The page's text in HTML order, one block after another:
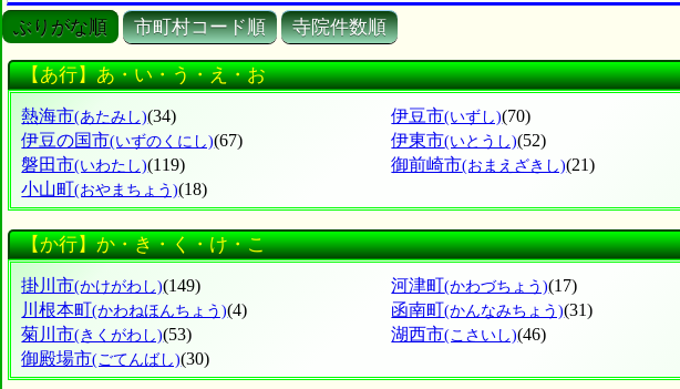
ぶりがな順 市町村コード順 寺院件数順
【あ行】あ・い・う・え・お
熱海市(あたみし)(34) 伊豆市(いずし)(70)
伊豆の国市(いずのくにし)(67) 伊東市(いとうし)(52)
磐田市(いわたし)(119) 御前崎市(おまえざきし)(21)
小山町(おやまちょう)(18)
【か行】か・き・く・け・こ
掛川市(かけがわし)(149) 河津町(かわづちょう)(17)
川根本町(かわねほんちょう)(4) 函南町(かんなみちょう)(31)
菊川市(きくがわし)(53) 湖西市(こさいし)(46)
御殿場市(ごてんばし)(30)